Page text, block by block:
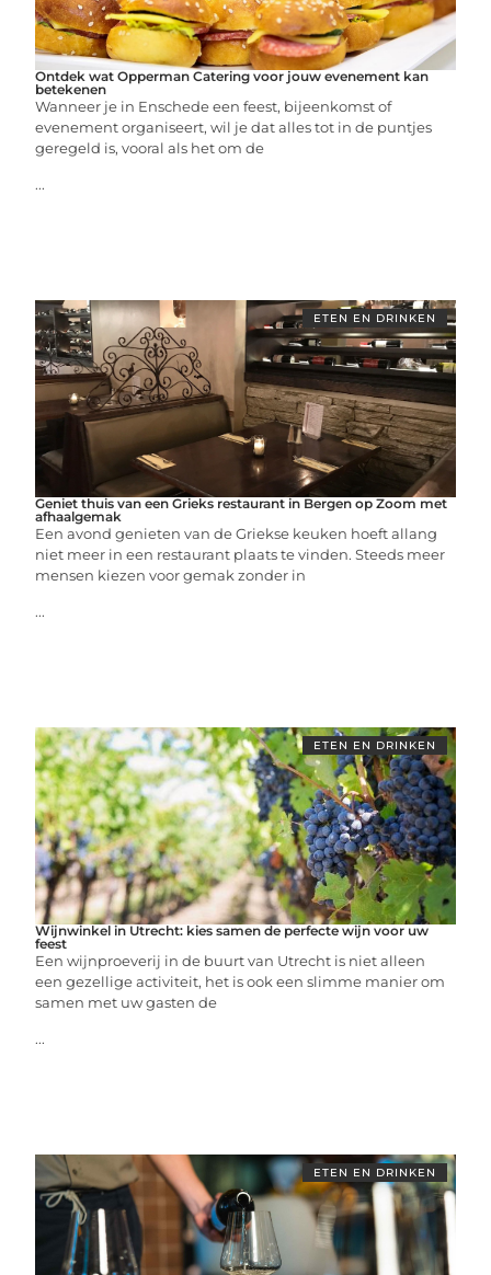
Ontdek wat Opperman Catering voor jouw evenement kan
betekenen
Wanneer je in Enschede een feest, bijeenkomst of
evenement organiseert, wil je dat alles tot in de puntjes
geregeld is, vooral als het om de
...
ETEN EN DRINKEN
Geniet thuis van een Grieks restaurant in Bergen op Zoom met
afhaalgemak
Een avond genieten van de Griekse keuken hoeft allang
niet meer in een restaurant plaats te vinden. Steeds meer
mensen kiezen voor gemak zonder in
...
ETEN EN DRINKEN
Wijnwinkel in Utrecht: kies samen de perfecte wijn voor uw
feest
Een wijnproeverij in de buurt van Utrecht is niet alleen
een gezellige activiteit, het is ook een slimme manier om
samen met uw gasten de
...
ETEN EN DRINKEN